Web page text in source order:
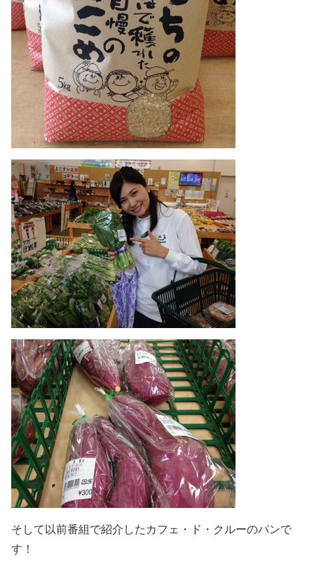
そして以前番組で紹介したカフェ・ド・クルーのパンで
す！